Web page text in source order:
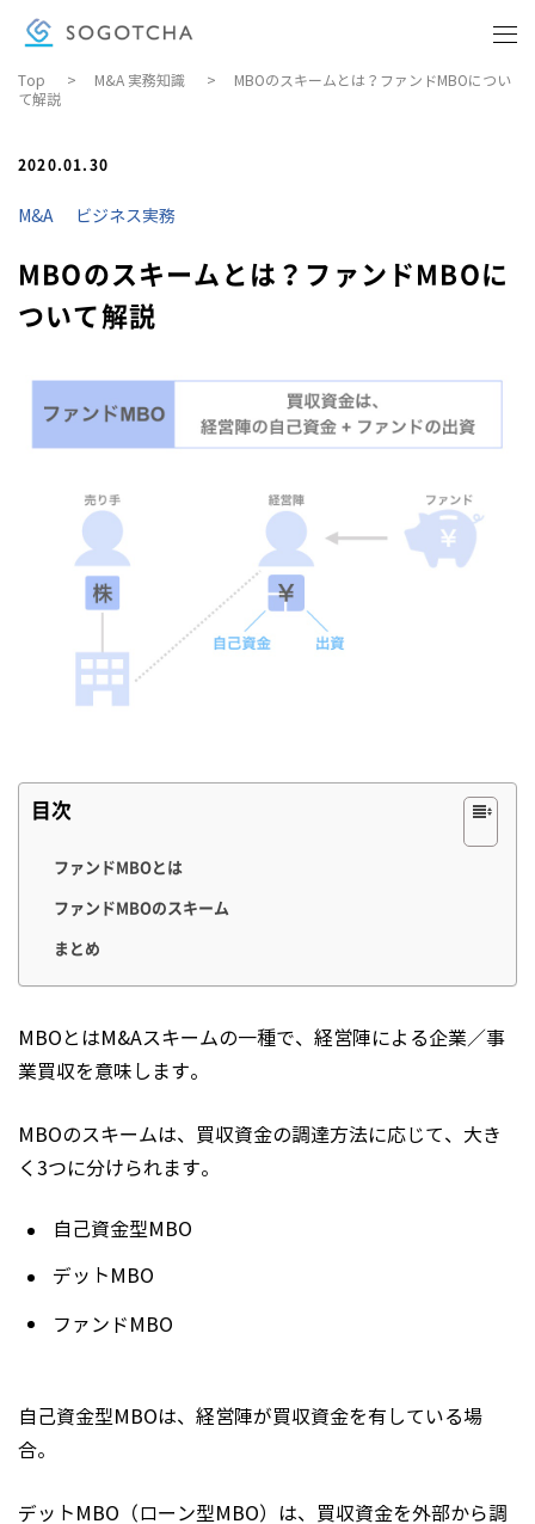
ビジネス実務
COMPANY
会社概要
DOWNLOAD MATERIALS
資料ダウンロード
お問い合わせ
Top > M&A 実務知識 > MBOのスキームとは？ファンドMBOについ
て解説
2020.01.30
M&A ビジネス実務
MBOのスキームとは？ファンドMBOに
ついて解説
目次
ファンドMBOとは
ファンドMBOのスキーム
まとめ
MBOとはM&Aスキームの一種で、経営陣による企業／事
業買収を意味します。
MBOのスキームは、買収資金の調達方法に応じて、大き
く3つに分けられます。
自己資金型MBO
デットMBO
ファンドMBO
自己資金型MBOは、経営陣が買収資金を有している場
合。
デットMBO（ローン型MBO）は、買収資金を外部から調